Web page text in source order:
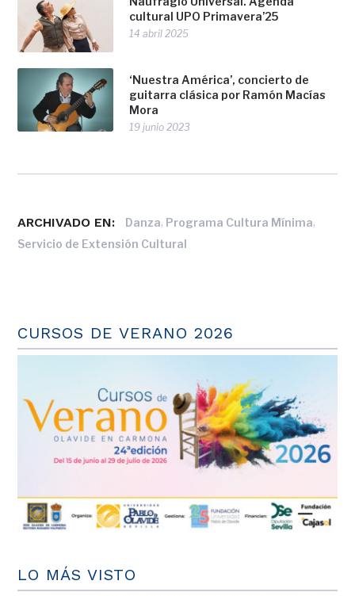
cultural UPO Primavera’25
14 abril 2025
‘Nuestra América’, concierto de
guitarra clásica por Ramón Macías
Mora
19 junio 2023
ARCHIVADO EN: Danza, Programa Cultura Mínima,
Servicio de Extensión Cultural
CURSOS DE VERANO 2026
LO MÁS VISTO